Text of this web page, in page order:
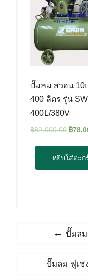
ปั๊มลม สวอน 10
400 ลิตร รุ่น
400L/380V
฿82,000.00 ฿
หยิบใส่ตะก
แนะแนว
ปั๊มลม
Next
ปั๊มลม ฟูเช